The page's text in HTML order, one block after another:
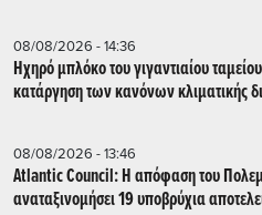
08/08/2026 - 14:36
Ηχηρό μπλόκο του γιγαντιαίου
κατάργηση των κανόνων κλιματικής
08/08/2026 - 13:46
Atlantic Council: Η απόφαση του
αναταξινομήσει 19 υποβρύχια